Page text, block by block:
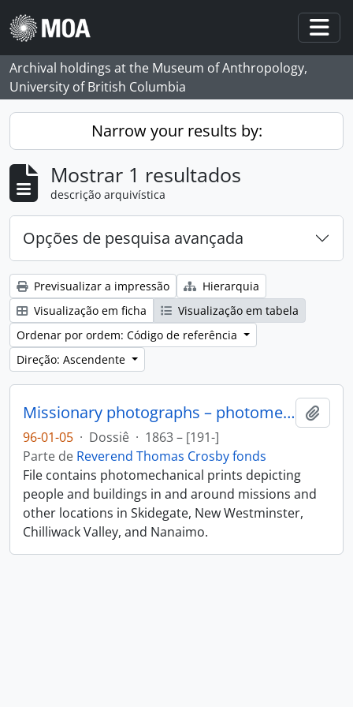
Skip to main content
Archival holdings at the Museum of Anthropology,
University of British Columbia
Narrow your results by:
Mostrar 1 resultados
descrição arquivística
Opções de pesquisa avançada
Previsualizar a impressão
Hierarquia
Visualização em ficha
Visualização em tabela
Ordenar por ordem: Código de referência
Direção: Ascendente
Missionary photographs – photomechanical
96-01-05 · Dossiê · 1863 – [191-]
Parte de Reverend Thomas Crosby fonds
File contains photomechanical prints depicting
people and buildings in and around missions and
other locations in Skidegate, New Westminster,
Chilliwack Valley, and Nanaimo.